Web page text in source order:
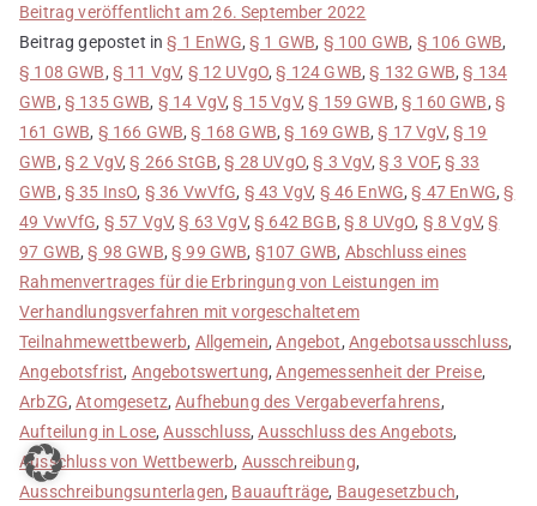
Beitrag veröffentlicht am26. September 2022
Beitrag gepostet in§ 1 EnWG,§ 1 GWB, § 100 GWB, § 106 GWB,
§ 108 GWB, § 11 VgV, § 12 UVgO,§ 124 GWB,§ 132 GWB,§ 134
GWB, § 135 GWB, § 14 VgV,§ 15 VgV,§ 159 GWB,§ 160 GWB, §
161 GWB, § 166 GWB,§ 168 GWB,§ 169 GWB,§ 17 VgV, § 19
GWB, § 2 VgV,§ 266 StGB,§ 28 UVgO,§ 3 VgV, § 3 VOF,§ 33
GWB, § 35 InsO, § 36 VwVfG, § 43 VgV, § 46 EnWG,§ 47 EnWG,§
49 VwVfG, § 57 VgV,§ 63 VgV,§ 642 BGB,§ 8 UVgO, § 8 VgV,§
97 GWB,§ 98 GWB,§ 99 GWB, §107 GWB, Abschluss eines
Rahmenvertrages für die Erbringung von Leistungen im
Verhandlungsverfahren mit vorgeschaltetem
Teilnahmewettbewerb, Allgemein,Angebot, Angebotsausschluss,
Angebotsfrist, Angebotswertung,Angemessenheit der Preise,
ArbZG,Atomgesetz,Aufhebung des Vergabeverfahrens,
Aufteilung in Lose,Ausschluss,Ausschluss des Angebots,
Ausschluss von Wettbewerb, Ausschreibung,
Ausschreibungsunterlagen, Bauaufträge, Baugesetzbuch,